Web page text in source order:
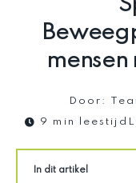
Door:
9 min leestijd
In dit artikel